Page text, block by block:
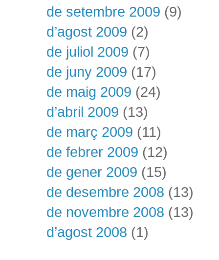
de setembre 2009 (9)
d’agost 2009 (2)
de juliol 2009 (7)
de juny 2009 (17)
de maig 2009 (24)
d’abril 2009 (13)
de març 2009 (11)
de febrer 2009 (12)
de gener 2009 (15)
de desembre 2008 (13)
de novembre 2008 (13)
d’agost 2008 (1)